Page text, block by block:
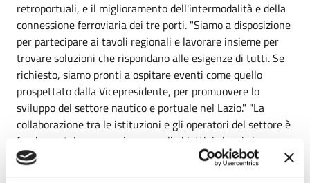
retroportuali, e il miglioramento dell'intermodalità e della
connessione ferroviaria dei tre porti. "Siamo a disposizione
per partecipare ai tavoli regionali e lavorare insieme per
trovare soluzioni che rispondano alle esigenze di tutti. Se
richiesto, siamo pronti a ospitare eventi come quello
prospettato dalla Vicepresidente, per promuovere lo
sviluppo del settore nautico e portuale nel Lazio." "La
collaborazione tra le istituzioni e gli operatori del settore è
fondamentale per raggiungere gli obiettivi che ci siamo
prefissati. Siamo pronti a lavorare insieme per costruire un
futuro migliore per i nostri porti e per la nostra regione",